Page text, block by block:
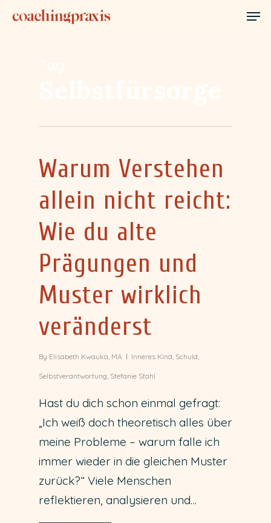
Warum Verstehen
allein nicht reicht:
Wie du alte
Prägungen und
Muster wirklich
veränderst
By Elisabeth Kwauka, MA Inneres Kind, Schuld,
Selbstverantwortung, Stefanie Stahl
Hast du dich schon einmal gefragt:
„Ich weiß doch theoretisch alles über
meine Probleme – warum falle ich
immer wieder in die gleichen Muster
zurück?“ Viele Menschen
reflektieren, analysieren und…